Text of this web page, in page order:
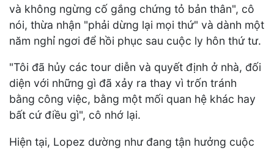
và không ngừng cố gắng chứng tỏ bản thân", cô
nói, thừa nhận "phải dừng lại mọi thứ" và dành một
năm nghỉ ngơi để hồi phục sau cuộc ly hôn thứ tư.
"Tôi đã hủy các tour diễn và quyết định ở nhà, đối
diện với những gì đã xảy ra thay vì trốn tránh
bằng công việc, bằng một mối quan hệ khác hay
bất cứ điều gì", cô nhớ lại.
Hiện tại, Lopez dường như đang tận hưởng cuộc